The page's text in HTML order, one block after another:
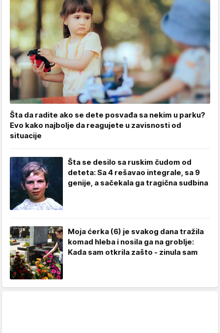
Šta da radite ako se dete posvađa sa nekim u parku?
Evo kako najbolje da reagujete u zavisnosti od
situacije
Šta se desilo sa ruskim čudom od
deteta: Sa 4 rešavao integrale, sa 9
genije, a sačekala ga tragična sudbina
Moja ćerka (6) je svakog dana tražila
komad hleba i nosila ga na groblje:
Kada sam otkrila zašto - zinula sam